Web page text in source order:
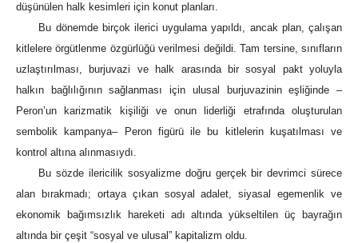
düşünülen halk kesimleri için konut planları.
Bu dönemde birçok ilerici uygulama yapıldı, ancak plan, çalışan
kitlelere örgütlenme özgürlüğü verilmesi değildi. Tam tersine, sınıfların
uzlaştırılması, burjuvazi ve halk arasında bir sosyal pakt yoluyla
halkın bağlılığının sağlanması için ulusal burjuvazinin eşliğinde –
Peron’un karizmatik kişiliği ve onun liderliği etrafında oluşturulan
sembolik kampanya– Peron figürü ile bu kitlelerin kuşatılması ve
kontrol altına alınmasıydı.
Bu sözde ilericilik sosyalizme doğru gerçek bir devrimci sürece
alan bırakmadı; ortaya çıkan sosyal adalet, siyasal egemenlik ve
ekonomik bağımsızlık hareketi adı altında yükseltilen üç bayrağın
altında bir çeşit “sosyal ve ulusal” kapitalizm oldu.